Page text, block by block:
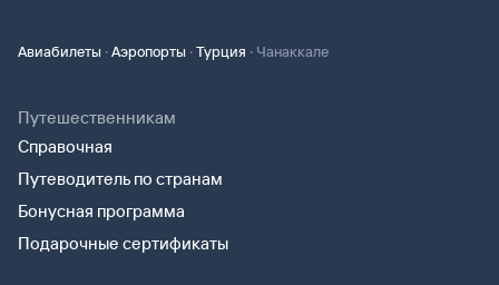
Авиабилеты ·Аэропорты ·Турция · Чанаккале
Путешественникам
Справочная
Путеводитель по странам
Бонусная программа
Подарочные сертификаты